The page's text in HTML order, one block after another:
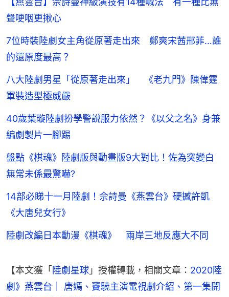
聲哽咽更揪心
7位時裝陸劇女主角從原著走出來 鄭爽宋茜邢菲…誰
的還原度最高？
八大陸劇男星「從原著走出來」 《老九門》陳偉霆
軍裝造型極威嚴
40歲葉璇陸劇扮學警說服力依然？《以父之名》身兼
編劇製片一腳踢
盤點《棋魂》陸劇版與動畫版9大對比！佐為突變白
無常未係最驚嚇?
14部必睇十一月陸劇！佘詩曼《燕雲台》硬撼許凱
《大唐兒女行》
陸劇改編日本動漫《棋魂》 兩岸三地反應大不同
【本文獲「 陸劇星球 」授權轉載，相關文章： 2020陸
劇》燕雲台｜ 唐嫣、竇驍主演電視劇介紹、第一集開